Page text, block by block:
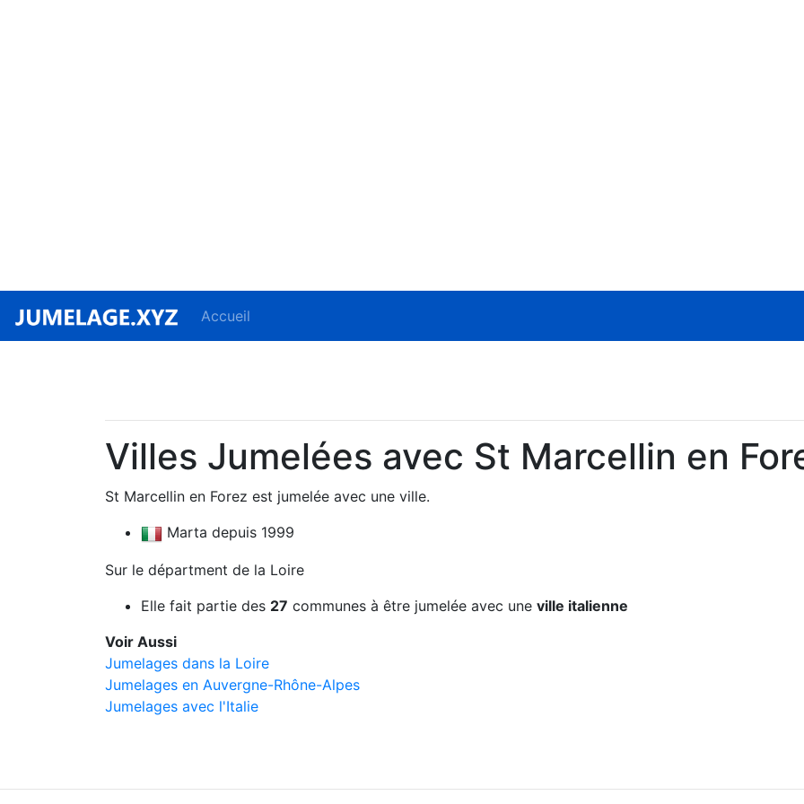
Accueil
Villes Jumelées avec St Marcellin en
St Marcellin en Forez est jumelée avec une ville.
Marta depuis 1999
Sur le départment de la Loire
Elle fait partie des 27 communes à être jumelée avec une ville italienne
Voir Aussi
Jumelages dans la Loire
Jumelages en Auvergne-Rhône-Alpes
Jumelages avec l'Italie